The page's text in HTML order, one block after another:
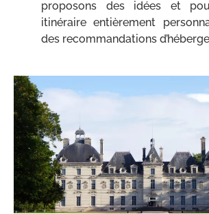
proposons des idées et
itinéraire entièrement
des recommandations